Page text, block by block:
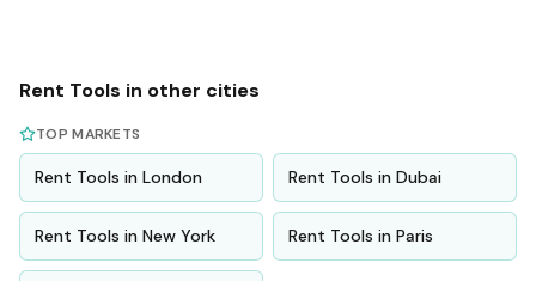
Rent Tools in other cities
TOP MARKETS
Rent Tools in London Rent Tools in Dubai
Rent Tools in New York Rent Tools in Paris